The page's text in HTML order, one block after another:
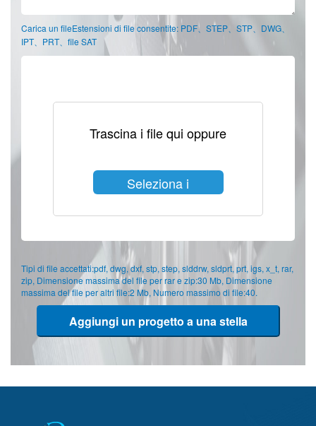
Carica un fileEstensioni di file consentite: PDF、STEP、STP、DWG、
IPT、PRT、file SAT
Trascina i file qui oppure
Seleziona i
Tipi di file accettati:pdf, dwg, dxf, stp, step, slddrw, sldprt, prt, igs, x_t, rar,
zip, Dimensione massima del file per rar e zip:30 Mb, Dimensione
massima del file per altri file:2 Mb, Numero massimo di file:40.
Aggiungi un progetto a una stella